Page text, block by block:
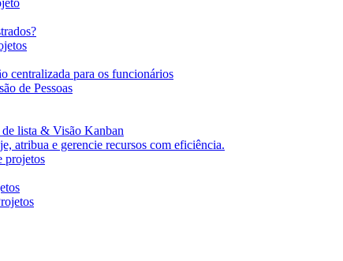
centralizada para os funcionários
de Pessoas
lista & Visão Kanban
atribua e gerencie recursos com eficiência.
projetos